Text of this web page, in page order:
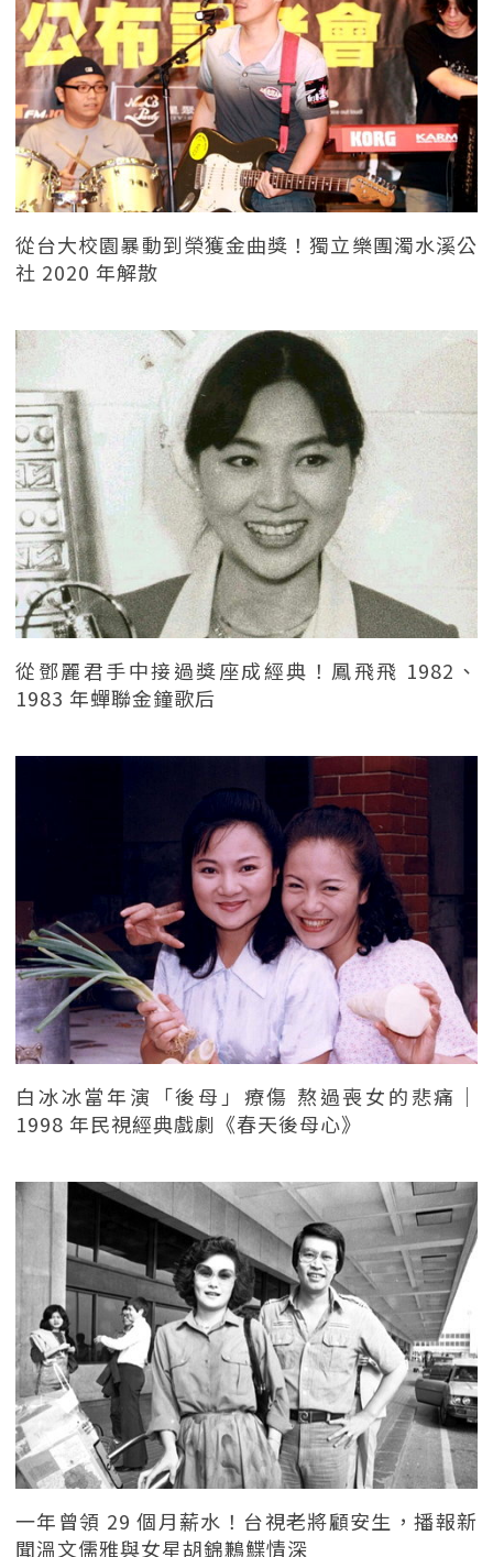
從台大校園暴動到榮獲金曲獎！獨立樂團濁水溪公
社 2020 年解散
從鄧麗君手中接過獎座成經典！鳳飛飛 1982、
1983 年蟬聯金鐘歌后
白冰冰當年演「後母」療傷 熬過喪女的悲痛｜
1998 年民視經典戲劇《春天後母心》
一年曾領 29 個月薪水！台視老將顧安生，播報新
聞溫文儒雅與女星胡錦鶼鰈情深